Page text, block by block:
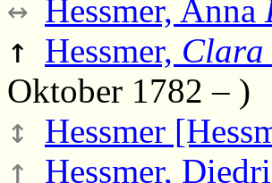
↔ Hessmer, Anna
↑ Hessmer, Clara
Oktober 1782 – )
↕ Hessmer
↑ Hessmer,